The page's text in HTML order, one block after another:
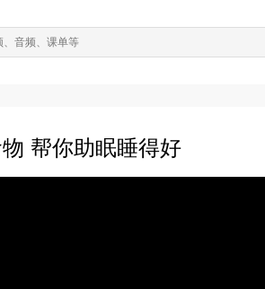
帮你助眠睡得好